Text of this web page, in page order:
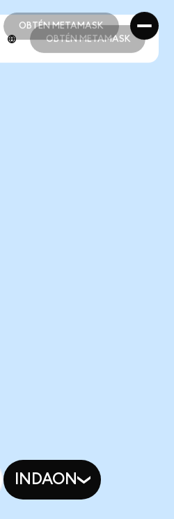
OBTÉN METAMASK
OBTÉN METAMASK
OBTÉN METAMASK
INDAON